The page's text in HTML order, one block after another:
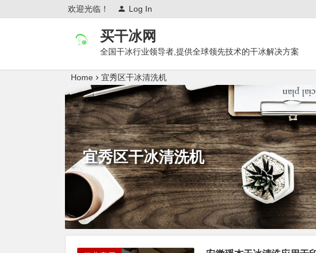
欢迎光临！ Log In
买干冰网
全国干冰行业领导者,提供全球领先技术的干冰解决方案
Home 宜秀区干冰清洗机
宜秀区干冰清洗机